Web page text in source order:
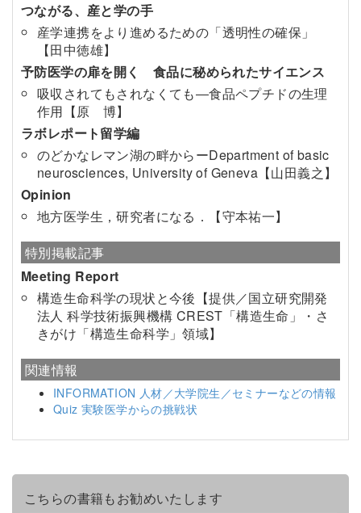
つながる、産と学の手
産学連携をより進めるための「透明性の確保」
【田中徳雄】
予防医学の扉を開く 食品に秘められたサイエンス
吸収されてもされなくても―食品ペプチドの生理
作用【原 博】
ラボレポート留学編
のどかなレマン湖の畔からーDepartment of basic
neurosciences, University of Geneva【山田義之】
Opinion
地方医学生，研究者になる．【守本祐一】
特別掲載記事
Meeting Report
構造生命科学の現状と今後【提供／国立研究開発
法人 科学技術振興機構 CREST「構造生命」・さ
きがけ「構造生命科学」領域】
関連情報
INFORMATION 人材／大学院生／セミナーなどの情報
Quiz 実験医学からの挑戦状
こちらの書籍もお勧めいたします